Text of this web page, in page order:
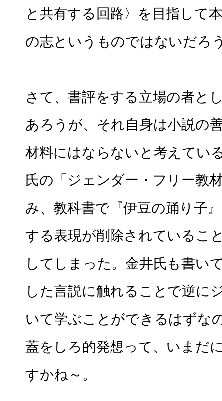
と共有する回路〉を目指して
の志というものではないだろ
さて、書評をする立場の者と
あろうが、それ自身は小説の
材料にはならないと考えてい
氏の「ジェンダー・フリー教
み、教科書で『伊豆の踊り子
する表現が削除されているこ
してしまった。金井氏も書い
した言説に触れることで逆に
いて学ぶことができるはずな
蓋をしろ的発想って、いまだ
すかね～。